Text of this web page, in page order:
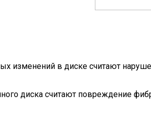
изменений в диске считают
диска считают повреждение